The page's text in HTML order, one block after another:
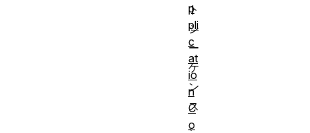
ト
シ
ー
ケ
ン
ス
、
p
pli
c
at
io
n
C
o